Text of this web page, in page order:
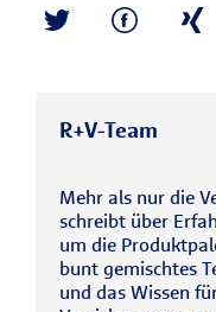
R+V-Team
Mehr als nur die
schreibt über
um die
bunt gemischtes
und das Wissen